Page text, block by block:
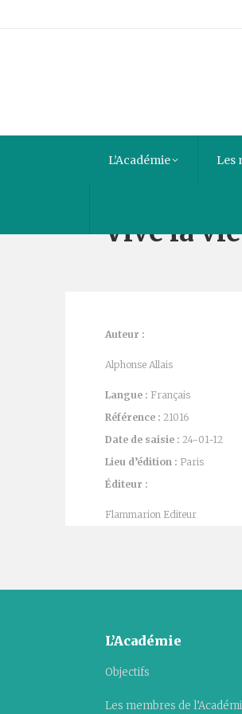
L’Académie Les
Vive la vie
Auteur :
Alphonse Allais
Langue : Français
Référence : 21016
Date de saisie : 24-01-12
Lieu d’édition : Paris
Éditeur :
Flammarion Editeur
L’Académie
Objectifs
Les membres de